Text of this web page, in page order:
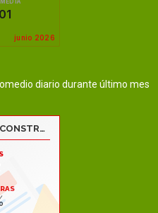
diario durante último mes